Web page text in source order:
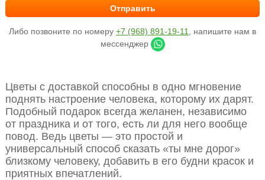
Либо позвоните по номеру +7 (968) 891-19-11
, напишите нам в
мессенджер
Цветы с доставкой способны в одно мгновение
поднять настроение человека, которому их дарят.
Подобный подарок всегда желанен, независимо
от праздника и от того, есть ли для него вообще
повод. Ведь цветы — это простой и
универсальный способ сказать «ты мне дорог»
близкому человеку, добавить в его будни красок и
приятных впечатлений.